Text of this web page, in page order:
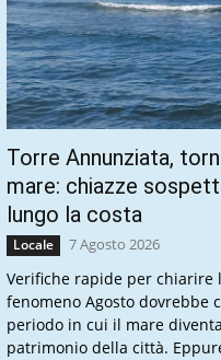
Torre Annunziata,
mare: chiazze
lungo la costa
Locale 7 Agosto 2026
Verifiche rapide per chiarire
fenomeno Agosto dovrebbe
periodo in cui il mare
patrimonio della città.